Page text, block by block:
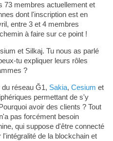
73 membres actuellement et
dont l'inscription est en
entre 3 et 4 membres
à faire sur ce point !
et Silkaj. Tu nous as parlé
tu expliquer leurs rôles
?
réseau Ğ1, Sakia, Cesium et
permettant de s'y
avoir des clients ? Tout
pas forcément besoin
qui suppose d'être connecté
de la blockchain et